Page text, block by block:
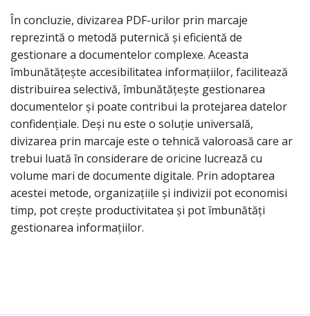
În concluzie, divizarea PDF-urilor prin marcaje
reprezintă o metodă puternică și eficientă de
gestionare a documentelor complexe. Aceasta
îmbunătățește accesibilitatea informațiilor, facilitează
distribuirea selectivă, îmbunătățește gestionarea
documentelor și poate contribui la protejarea datelor
confidențiale. Deși nu este o soluție universală,
divizarea prin marcaje este o tehnică valoroasă care ar
trebui luată în considerare de oricine lucrează cu
volume mari de documente digitale. Prin adoptarea
acestei metode, organizațiile și indivizii pot economisi
timp, pot crește productivitatea și pot îmbunătăți
gestionarea informațiilor.